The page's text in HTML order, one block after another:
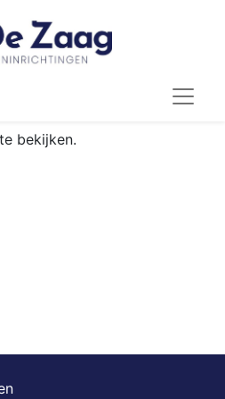
bekijken.